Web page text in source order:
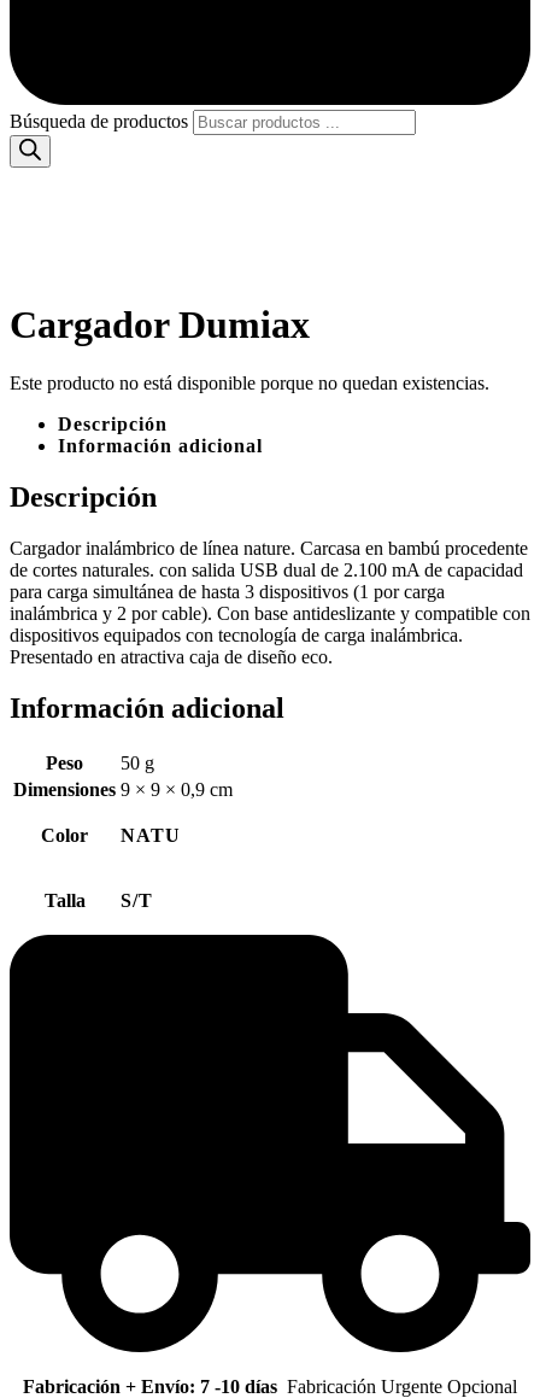
Búsqueda de productos
Cargador Dumiax
Este producto no está disponible porque no quedan existencias.
Descripción
Información adicional
Descripción
Cargador inalámbrico de línea nature. Carcasa en bambú procedente
de cortes naturales. con salida USB dual de 2.100 mA de capacidad
para carga simultánea de hasta 3 dispositivos (1 por carga
inalámbrica y 2 por cable). Con base antideslizante y compatible con
dispositivos equipados con tecnología de carga inalámbrica.
Presentado en atractiva caja de diseño eco.
Información adicional
Peso
50 g
Dimensiones 9 × 9 × 0,9 cm
Color NATU
Talla S/T
Fabricación + Envío: 7 -10 días Fabricación Urgente Opcional